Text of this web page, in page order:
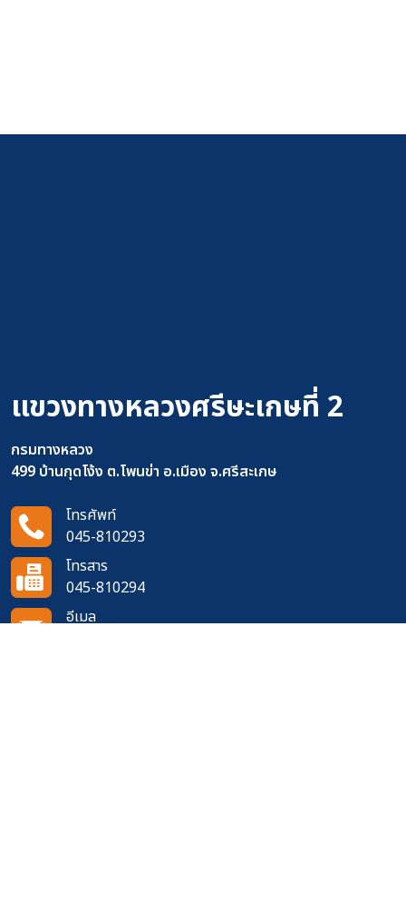
แขวงทางหลวงศรีษะเกษที่ 2
กรมทางหลวง
499 บ้านกุดโง้ง ต.โพนข่า อ.เมือง จ.ศรีสะเกษ
โทรศัพท์
045-810293
โทรสาร
045-810294
อีเมล